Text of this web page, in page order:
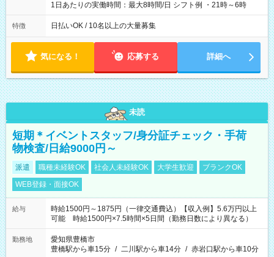
1日あたりの実働時間：最大8時間/日 シフト例 ・21時～6時
特徴 日払いOK / 10名以上の大量募集
気になる！ 応募する 詳細へ
未読
短期＊イベントスタッフ/身分証チェック・手荷
物検査/日給9000円～
派遣 職種未経験OK 社会人未経験OK 大学生歓迎
ブランクOK
WEB登録・面接OK
給与
時給1500円～1875円（一律交通費込）【収入例】5.6万円以上
可能 時給1500円×7.5時間×5日間（勤務日数により異なる）
勤務地
愛知県豊橋市
豊橋駅から車15分 / 二川駅から車14分 / 赤岩口駅から車10分